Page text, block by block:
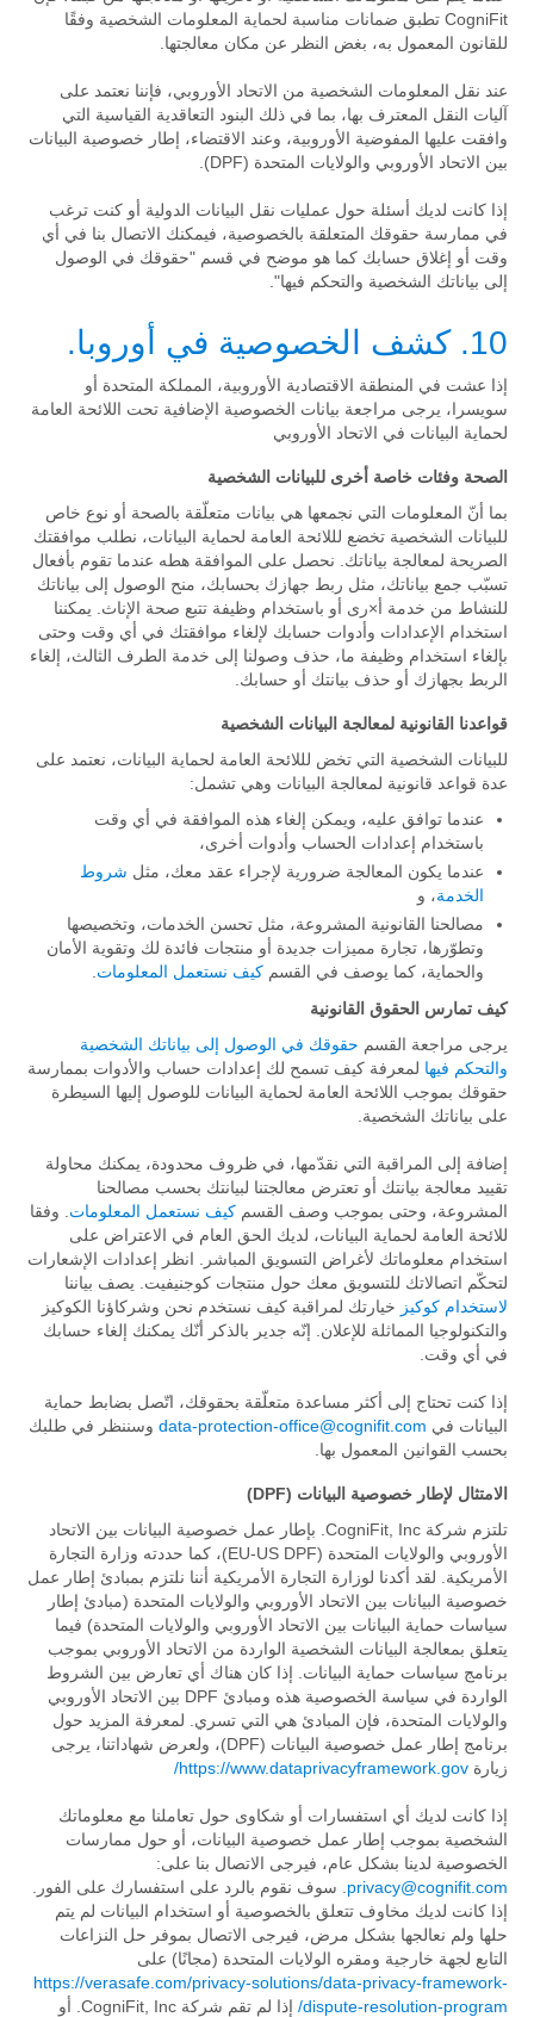
CogniFit تطبق ضمانات مناسبة لحماية المعلومات الشخصية وفقًا
للقانون المعمول به، بغض النظر عن مكان معالجتها.
عند نقل المعلومات الشخصية من الاتحاد الأوروبي، فإننا نعتمد على
آليات النقل المعترف بها، بما في ذلك البنود التعاقدية القياسية التي
وافقت عليها المفوضية الأوروبية، وعند الاقتضاء، إطار خصوصية البيانات
بين الاتحاد الأوروبي والولايات المتحدة (DPF).
إذا كانت لديك أسئلة حول عمليات نقل البيانات الدولية أو كنت ترغب
في ممارسة حقوقك المتعلقة بالخصوصية، فيمكنك الاتصال بنا في أي
وقت أو إغلاق حسابك كما هو موضح في قسم "حقوقك في الوصول
إلى بياناتك الشخصية والتحكم فيها".
10. كشف الخصوصية في أوروبا.
إذا عشت في المنطقة الاقتصادية الأوروبية، المملكة المتحدة أو
سويسرا، يرجى مراجعة بيانات الخصوصية الإضافية تحت اللائحة العامة
لحماية البيانات في الاتحاد الأوروبي
الصحة وفئات خاصة أخرى للبيانات الشخصية
بما أنّ المعلومات التي نجمعها هي بيانات متعلّقة بالصحة أو نوع خاص
للبيانات الشخصية تخضع لللائحة العامة لحماية البيانات، نطلب موافقتك
الصريحة لمعالجة بياناتك. نحصل على الموافقة هطه عندما تقوم بأفعال
تسبّب جمع بياناتك، مثل ربط جهازك بحسابك، منح الوصول إلى بياناتك
للنشاط من خدمة أ×رى أو باستخدام وظيفة تتبع صحة الإناث. يمكننا
استخدام الإعدادات وأدوات حسابك لإلغاء موافقتك في أي وقت وحتى
بإلغاء استخدام وظيفة ما، حذف وصولنا إلى خدمة الطرف الثالث، إلغاء
الربط بجهازك أو حذف بيانتك أو حسابك.
قواعدنا القانونية لمعالجة البيانات الشخصية
للبيانات الشخصية التي تخض لللائحة العامة لحماية البيانات، نعتمد على
عدة قواعد قانونية لمعالجة البيانات وهي تشمل:
عندما توافق عليه، ويمكن إلغاء هذه الموافقة في أي وقت
باستخدام إعدادات الحساب وأدوات أخرى،
عندما يكون المعالجة ضرورية لإجراء عقد معك، مثل شروط
الخدمة، و
مصالحنا القانونية المشروعة، مثل تحسن الخدمات، وتخصيصها
وتطوّرها، تجارة مميزات جديدة أو منتجات فائدة لك وتقوية الأمان
والحماية، كما يوصف في القسمكيف نستعمل المعلومات
كيف تمارس الحقوق القانونية
يرجى مراجعة القسم حقوقك في الوصول إلى بياناتك الشخصية
والتحكم فيها لمعرفة كيف تسمح لك إعدادات حساب والأدوات بممارسة
حقوقك بموجب اللائحة العامة لحماية البيانات للوصول إليها السيطرة
على بياناتك الشخصية.
إضافة إلى المراقبة التي نقدّمها، في ظروف محدودة، يمكنك محاولة
تقييد معالجة بيانتك أو تعترض معالجتنا لبيانتك بحسب مصالحنا
المشروعة، وحتى بموجب وصف القسمكيف نستعمل المعلومات . وفقا
للائحة العامة لحماية البيانات، لديك الحق العام في الاعتراض على
استخدام معلوماتك لأغراض التسويق المباشر. انظر إعدادات الإشعارات
لتحكّم اتصالاتك للتسويق معك حول منتجات كوجنيفيت. يصف بياننا
لاستخدام كوكيز خيارتك لمراقبة كيف نستخدم نحن وشركاؤنا الكوكيز
والتكنولوجيا المماثلة للإعلان. إنّه جدير بالذكر أنّك يمكنك إلغاء حسابك
في أي وقت.
إذا كنت تحتاج إلى أكثر مساعدة متعلّقة بحقوقك، اتّصل بضابط حماية
البيانات في data-protection-office@cognifit.com وسننظر في طلبك
بحسب القوانين المعمول بها.
الامتثال لإطار خصوصية البيانات (DPF)
تلتزم شركة CogniFit, Inc. بإطار عمل خصوصية البيانات بين الاتحاد
الأوروبي والولايات المتحدة (EU-US DPF)، كما حددته وزارة التجارة
الأمريكية. لقد أكدنا لوزارة التجارة الأمريكية أننا نلتزم بمبادئ إطار عمل
خصوصية البيانات بين الاتحاد الأوروبي والولايات المتحدة (مبادئ إطار
سياسات حماية البيانات بين الاتحاد الأوروبي والولايات المتحدة) فيما
يتعلق بمعالجة البيانات الشخصية الواردة من الاتحاد الأوروبي بموجب
برنامج سياسات حماية البيانات. إذا كان هناك أي تعارض بين الشروط
الواردة في سياسة الخصوصية هذه ومبادئ DPF بين الاتحاد الأوروبي
والولايات المتحدة، فإن المبادئ هي التي تسري. لمعرفة المزيد حول
برنامج إطار عمل خصوصية البيانات (DPF)، ولعرض شهاداتنا، يرجى
زيارةhttps://www.dataprivacyframework.gov/
إذا كانت لديك أي استفسارات أو شكاوى حول تعاملنا مع معلوماتك
الشخصية بموجب إطار عمل خصوصية البيانات، أو حول ممارسات
الخصوصية لدينا بشكل عام، فيرجى الاتصال بنا على:
privacy@cognifit.com . سوف نقوم بالرد على استفسارك على الفور.
إذا كانت لديك مخاوف تتعلق بالخصوصية أو استخدام البيانات لم يتم
حلها ولم نعالجها بشكل مرض، فيرجى الاتصال بموفر حل النزاعات
التابع لجهة خارجية ومقره الولايات المتحدة (مجانًا) على
https://verasafe.com/privacy-solutions/data-privacy-framework-
dispute-resolution-program/
إذا لم تقم شركة CogniFit, Inc. أو